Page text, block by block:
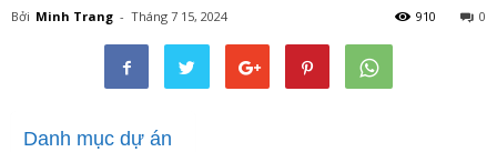
Bởi Minh Trang - Tháng 7 15, 2024 0
910
Danh mục dự án